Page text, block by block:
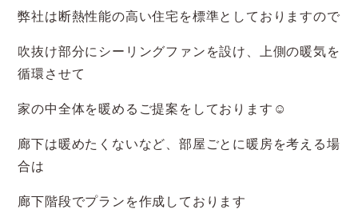
弊社は断熱性能の高い住宅を標準としておりますので
吹抜け部分にシーリングファンを設け、上側の暖気を
循環させて
家の中全体を暖めるご提案をしております☺
廊下は暖めたくないなど、部屋ごとに暖房を考える場
合は
廊下階段でプランを作成しております